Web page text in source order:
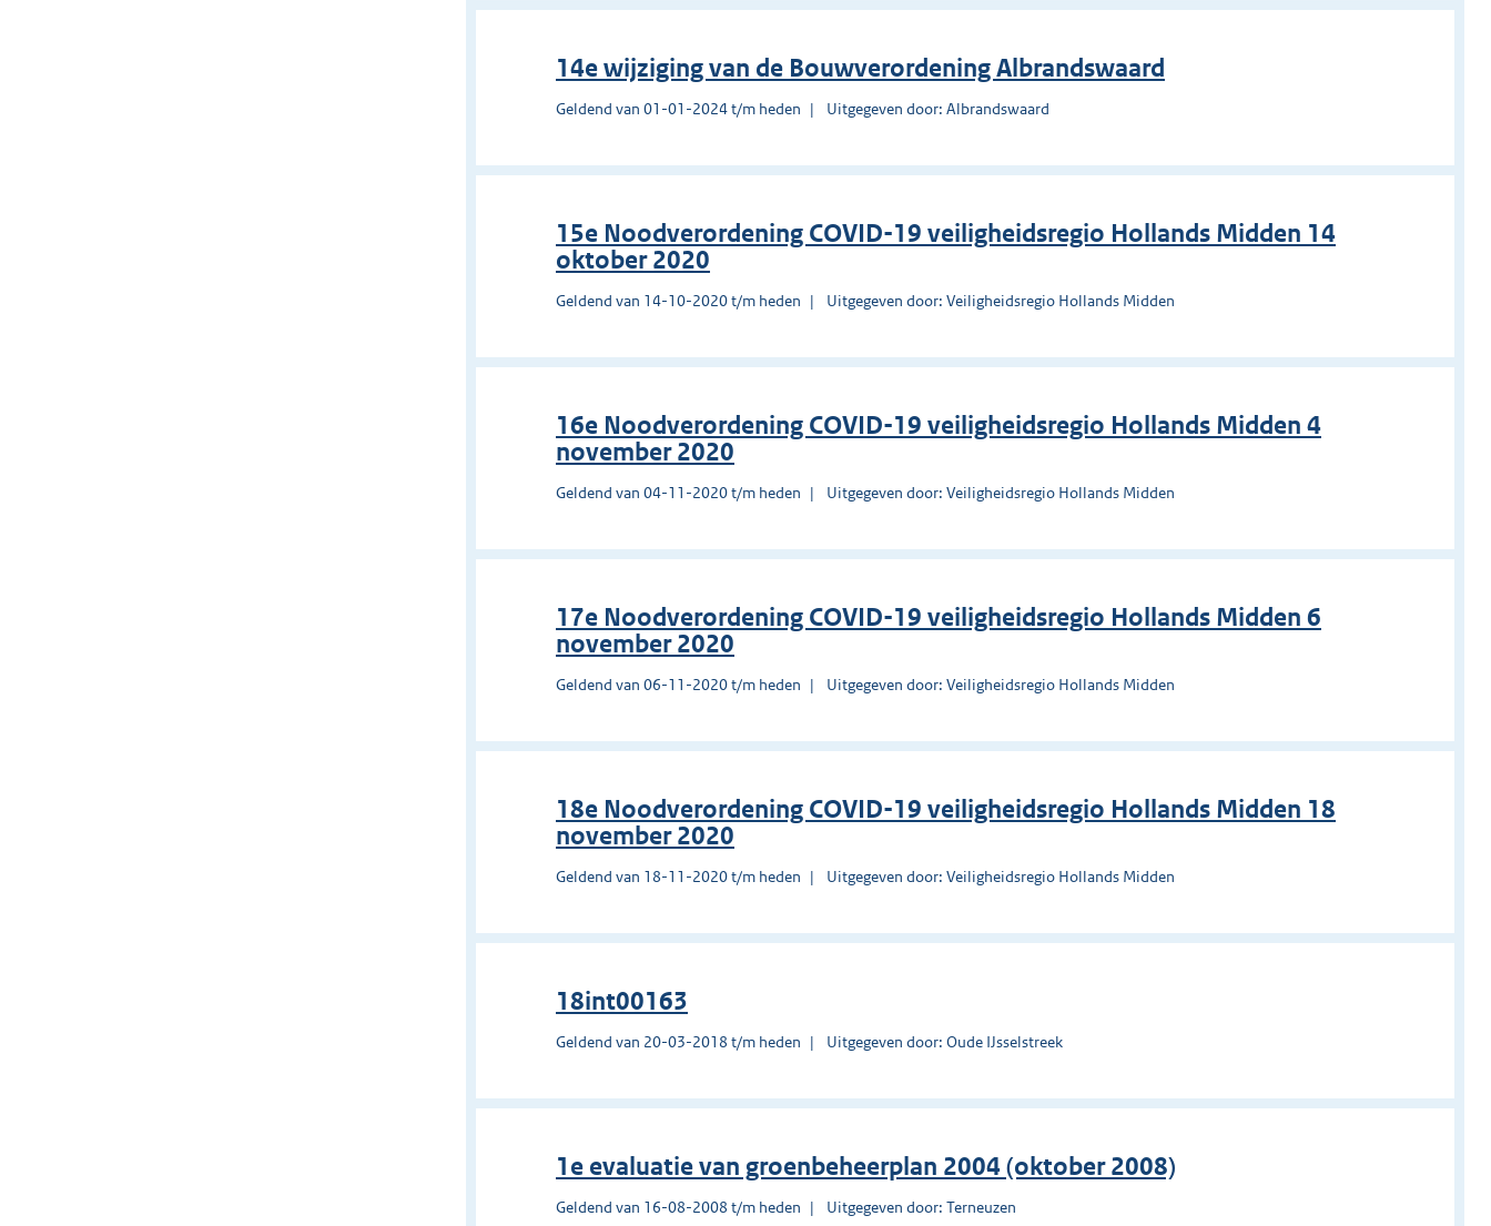
14e wijziging van de Bouwverordening Albrandswaard
Geldend van 01-01-2024 t/m heden Uitgegeven door: Albrandswaard
15e Noodverordening COVID-19 veiligheidsregio Hollands Midden 14
oktober 2020
Geldend van 14-10-2020 t/m heden Uitgegeven door: Veiligheidsregio Hollands Midden
16e Noodverordening COVID-19 veiligheidsregio Hollands Midden 4
november 2020
Geldend van 04-11-2020 t/m heden Uitgegeven door: Veiligheidsregio Hollands Midden
17e Noodverordening COVID-19 veiligheidsregio Hollands Midden 6
november 2020
Geldend van 06-11-2020 t/m heden Uitgegeven door: Veiligheidsregio Hollands Midden
18e Noodverordening COVID-19 veiligheidsregio Hollands Midden 18
november 2020
Geldend van 18-11-2020 t/m heden Uitgegeven door: Veiligheidsregio Hollands Midden
18int00163
Geldend van 20-03-2018 t/m heden Uitgegeven door: Oude IJsselstreek
1e evaluatie van groenbeheerplan 2004 (oktober 2008)
Geldend van 16-08-2008 t/m heden Uitgegeven door: Terneuzen